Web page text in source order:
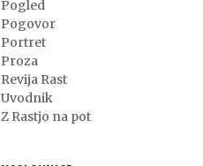
Pogled
Pogovor
Portret
Proza
Revija Rast
Uvodnik
Z Rastjo na pot